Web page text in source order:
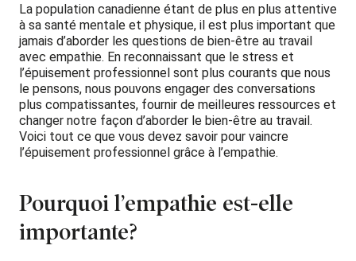
La population canadienne étant de plus en plus attentive
à sa santé mentale et physique, il est plus important que
jamais d’aborder les questions de bien-être au travail
avec empathie. En reconnaissant que le stress et
l’épuisement professionnel sont plus courants que nous
le pensons, nous pouvons engager des conversations
plus compatissantes, fournir de meilleures ressources et
changer notre façon d’aborder le bien-être au travail.
Voici tout ce que vous devez savoir pour vaincre
l’épuisement professionnel grâce à l’empathie.
Pourquoi l’empathie est-elle
importante?